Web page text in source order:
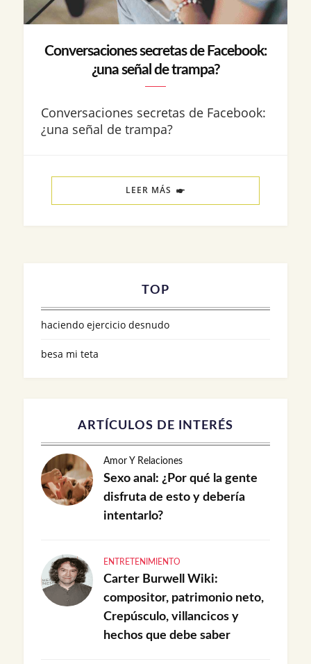
Conversaciones secretas de Facebook:
¿una señal de trampa?
Conversaciones secretas de Facebook:
¿una señal de trampa?
LEER MÁS
TOP
haciendo ejercicio desnudo
besa mi teta
ARTÍCULOS DE INTERÉS
Amor Y Relaciones
Sexo anal: ¿Por qué la gente
disfruta de esto y debería
intentarlo?
ENTRETENIMIENTO
Carter Burwell Wiki:
compositor, patrimonio neto,
Crepúsculo, villancicos y
hechos que debe saber